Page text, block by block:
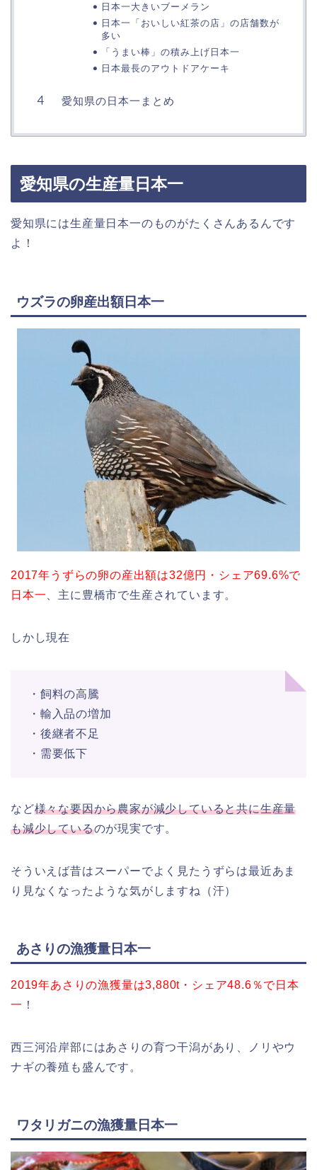
日本一大きいブーメラン
日本一「おいしい紅茶の店」の店舗数が
多い
「うまい棒」の積み上げ日本一
日本最長のアウトドアケーキ
愛知県の日本一まとめ
愛知県の生産量日本一
愛知県には生産量日本一のものがたくさんあるんです
よ！
ウズラの卵産出額日本一
2017年うずらの卵の産出額は32億円・シェア69.6%で
日本一 、主に豊橋市で生産されています。
しかし現在
・飼料の高騰
・輸入品の増加
・後継者不足
・需要低下
など様々な要因から農家が減少していると共に生産量
も減少しているのが現実です。
そういえば昔はスーパーでよく見たうずらは最近あま
り見なくなったような気がしますね（汗）
あさりの漁獲量日本一
2019年あさりの漁獲量は3,880t・シェア48.6％で日本
一 ！
西三河沿岸部にはあさりの育つ干潟があり、ノリやウ
ナギの養殖も盛んです。
ワタリガニの漁獲量日本一